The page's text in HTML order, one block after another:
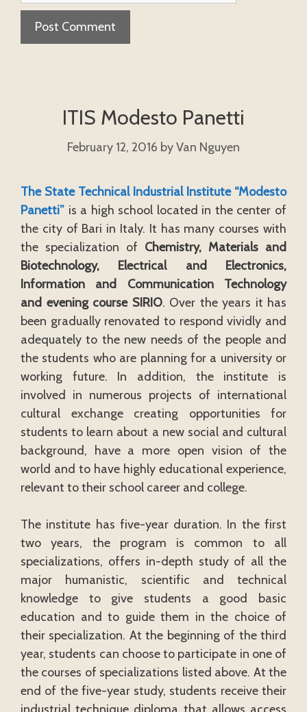
ITIS Modesto Panetti
February 12, 2016 byVan Nguyen
The State Technical Industrial Institute “Modesto
Panetti” is a high school located in the center of
the city of Bari in Italy. It has many courses with
the specialization of Chemistry, Materials and
Biotechnology, Electrical and Electronics,
Information and Communication Technology
and evening course SIRIO. Over the years it has
been gradually renovated to respond vividly and
adequately to the new needs of the people and
the students who are planning for a university or
working future. In addition, the institute is
involved in numerous projects of international
cultural exchange creating opportunities for
students to learn about a new social and cultural
background, have a more open vision of the
world and to have highly educational experience,
relevant to their school career and college.
The institute has five-year duration. In the first
two years, the program is common to all
specializations, offers in-depth study of all the
major humanistic, scientific and technical
knowledge to give students a good basic
education and to guide them in the choice of
their specialization. At the beginning of the third
year, students can choose to participate in one of
the courses of specializations listed above. At the
end of the five-year study, students receive their